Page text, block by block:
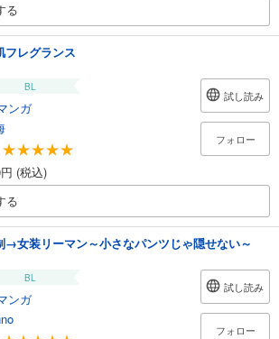
る
フレグランス
BL
ンガ
(税込)
試し読み
フォロー
る
→女装リーマン～小さなパンツじゃ隠せない～
BL
ンガ
試し読み
フォロー